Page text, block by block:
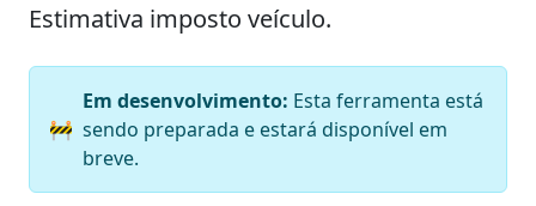
Estimativa imposto veículo.
🚧
Em desenvolvimento: Esta ferramenta está
sendo preparada e estará disponível em
breve.